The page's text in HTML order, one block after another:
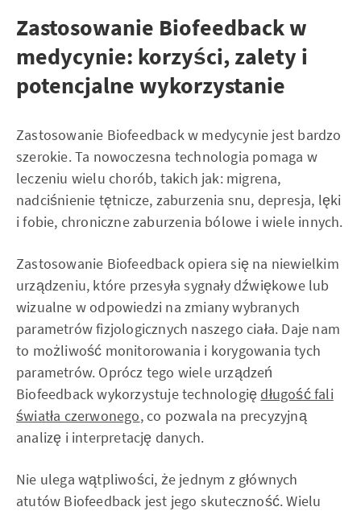
Zastosowanie Biofeedback w
medycynie: korzyści, zalety i
potencjalne wykorzystanie
Zastosowanie Biofeedback w medycynie jest bardzo
szerokie. Ta nowoczesna technologia pomaga w
leczeniu wielu chorób, takich jak: migrena,
nadciśnienie tętnicze, zaburzenia snu, depresja, lęki
i fobie, chroniczne zaburzenia bólowe i wiele innych.
Zastosowanie Biofeedback opiera się na niewielkim
urządzeniu, które przesyła sygnały dźwiękowe lub
wizualne w odpowiedzi na zmiany wybranych
parametrów fizjologicznych naszego ciała. Daje nam
to możliwość monitorowania i korygowania tych
parametrów. Oprócz tego wiele urządzeń
Biofeedback wykorzystuje technologiędługość fali
światła czerwonego, co pozwala na precyzyjną
analizę i interpretację danych.
Nie ulega wątpliwości, że jednym z głównych
atutów Biofeedback jest jego skuteczność. Wielu